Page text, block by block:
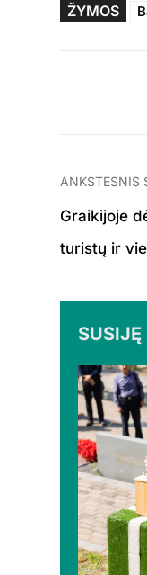
ŽYMOS
ANKSTESNIS
Graikijoje
turistų ir